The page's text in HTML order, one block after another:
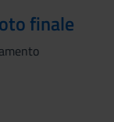
finale